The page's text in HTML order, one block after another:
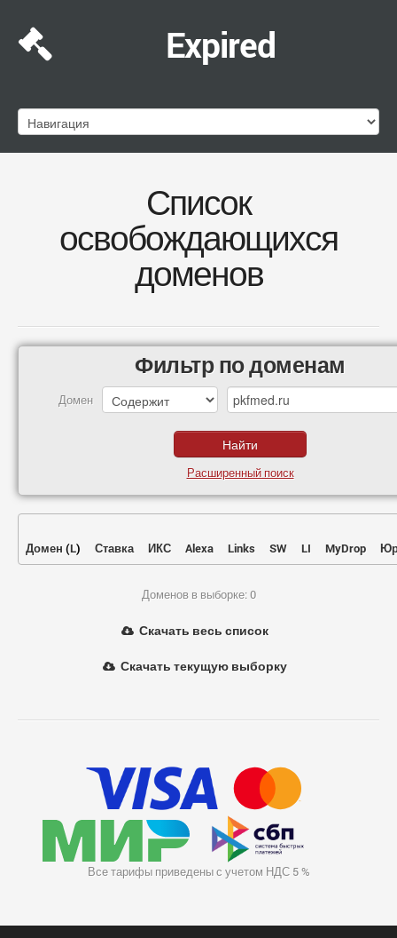
Expired
Список
освобождающихся
доменов
Фильтр по доменам
Домен
Расширенный поиск
Домен (L) Ставка ИКС Alexa Links SW LI MyDrop
Доменов в выборке: 0
Скачать весь список
Скачать текущую выборку
Все тарифы приведены с учетом НДС 5 %